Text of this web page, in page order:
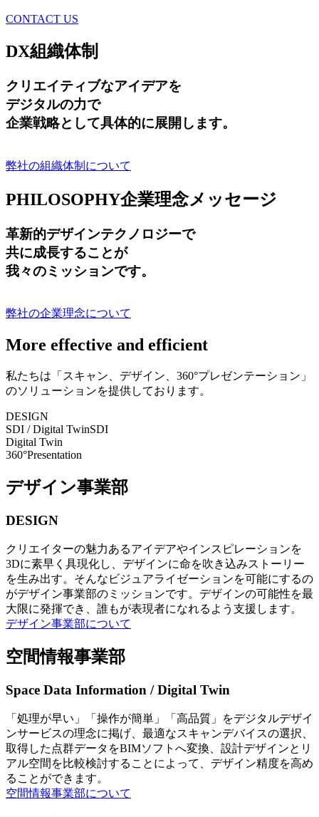
CONTACT US
DX組織体制
クリエイティブなアイデアを
デジタルの力で
企業戦略として具体的に展開します。
弊社の組織体制について
PHILOSOPHY企業理念メッセージ
革新的デザインテクノロジーで
共に成長することが
我々のミッションです。
弊社の企業理念について
More effective and efficient
私たちは「スキャン、デザイン、360°プレゼンテーション」
のソリューションを提供しております。
DESIGN
SDI / Digital TwinSDI
Digital Twin
360°Presentation
デザイン事業部
DESIGN
クリエイターの魅力あるアイデアやインスピレーションを
3Dに素早く具現化し、デザインに命を吹き込みストーリー
を生み出す。そんなビジュアライゼーションを可能にするの
がデザイン事業部のミッションです。デザインの可能性を最
大限に発揮でき、誰もが表現者になれるよう支援します。
デザイン事業部について
空間情報事業部
Space Data Information / Digital Twin
「処理が早い」「操作が簡単」「高品質」をデジタルデザイ
ンサービスの理念に掲げ、最適なスキャンデバイスの選択、
取得した点群データをBIMソフトへ変換、設計デザインとリ
アル空間を比較検討することによって、デザイン精度を高め
ることができます。
空間情報事業部について